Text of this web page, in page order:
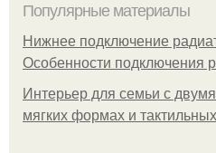
Популярные материалы
Нижнее подключение
Особенности подключения
Интерьер для семьи с
мягких формах и